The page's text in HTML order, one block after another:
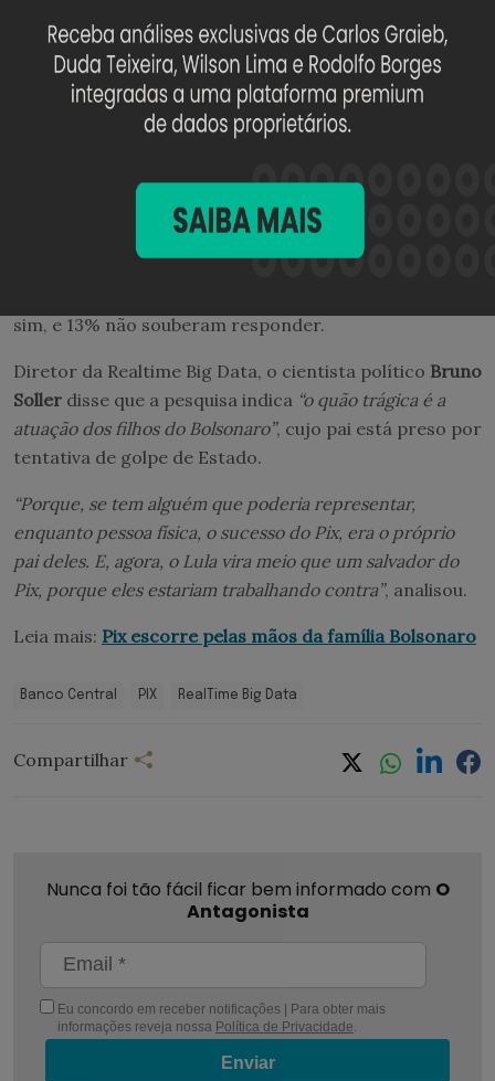
nacional”. Outros 42% escolheram a opção “é
oportunista, atua de olho na reeleição” —10% não
souberam responder.
Diante da associação da família Bolsonaro com o
com o Pix, o instituto também questionou se
corre o risco de ficar sem o Pix se Lula perder a
sim, e 13% não souberam responder.
Diretor da Realtime Big Data, o cientista político Bruno
Soller disse que a pesquisa indica “o quão trágica é a
atuação dos filhos do Bolsonaro”, cujo pai está preso por
tentativa de golpe de Estado.
“Porque, se tem alguém que poderia representar,
enquanto pessoa física, o sucesso do Pix, era o próprio
pai deles. E, agora, o Lula vira meio que um salvador do
Pix, porque eles estariam trabalhando contra”, analisou.
Leia mais: Pix escorre pelas mãos da família Bolsonaro
Banco Central PIX RealTime Big Data
Compartilhar
Nunca foi tão fácil ficar bem informado com O
Antagonista
Eu concordo em receber notificações | Para obter mais
informações reveja nossa Política de Privacidade
Enviar